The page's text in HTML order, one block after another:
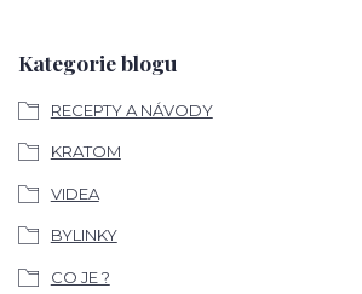
Kategorie blogu
RECEPTY A NÁVODY
KRATOM
VIDEA
BYLINKY
CO JE ?